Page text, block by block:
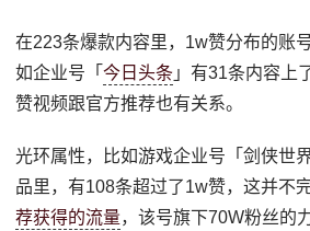
在223条爆款内容里，1w赞分布的账
如企业号「今日头条 」有31条内容上
赞视频跟官方推荐也有关系。
光环属性，比如游戏企业号「剑侠世
品里，有108条超过了1w赞，这并不
荐获得的流量，该号旗下70W粉丝的